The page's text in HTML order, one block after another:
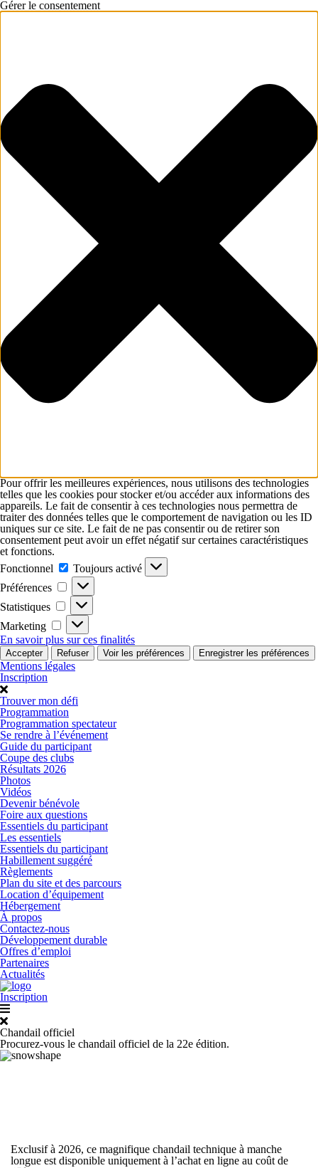
Gérer le consentement
Pour offrir les meilleures expériences, nous utilisons des technologies
telles que les cookies pour stocker et/ou accéder aux informations des
appareils. Le fait de consentir à ces technologies nous permettra de
traiter des données telles que le comportement de navigation ou les ID
uniques sur ce site. Le fait de ne pas consentir ou de retirer son
consentement peut avoir un effet négatif sur certaines caractéristiques
et fonctions.
Fonctionnel
Fonctionnel
Toujours activé
Préférences
Préférences
Statistiques
Statistiques
Marketing
Marketing
En savoir plus sur ces finalités
Accepter Refuser Voir les préférences Enregistrer les préférences
Mentions légales
Inscription
Trouver mon défi
Programmation
Programmation spectateur
Se rendre à l’événement
Guide du participant
Coupe des clubs
Résultats 2026
Photos
Vidéos
Devenir bénévole
Foire aux questions
Essentiels du participant
Les essentiels
Essentiels du participant
Habillement suggéré
Règlements
Plan du site et des parcours
Location d’équipement
Hébergement
À propos
Contactez-nous
Développement durable
Offres d’emploi
Partenaires
Actualités
Inscription
Chandail officiel
Procurez-vous le chandail officiel de la 22e édition.
Exclusif à 2026, ce magnifique chandail technique à manche
longue est disponible uniquement à l’achat en ligne au coût de